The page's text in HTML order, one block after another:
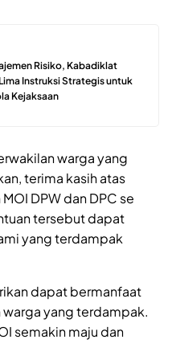
Risiko, Kabadiklat
Instruksi Strategis untuk
Kejaksaan
warga yang
terima kasih atas
DPW dan DPC se
tersebut dapat
yang terdampak
dapat bermanfaat
yang terdampak.
semakin maju dan